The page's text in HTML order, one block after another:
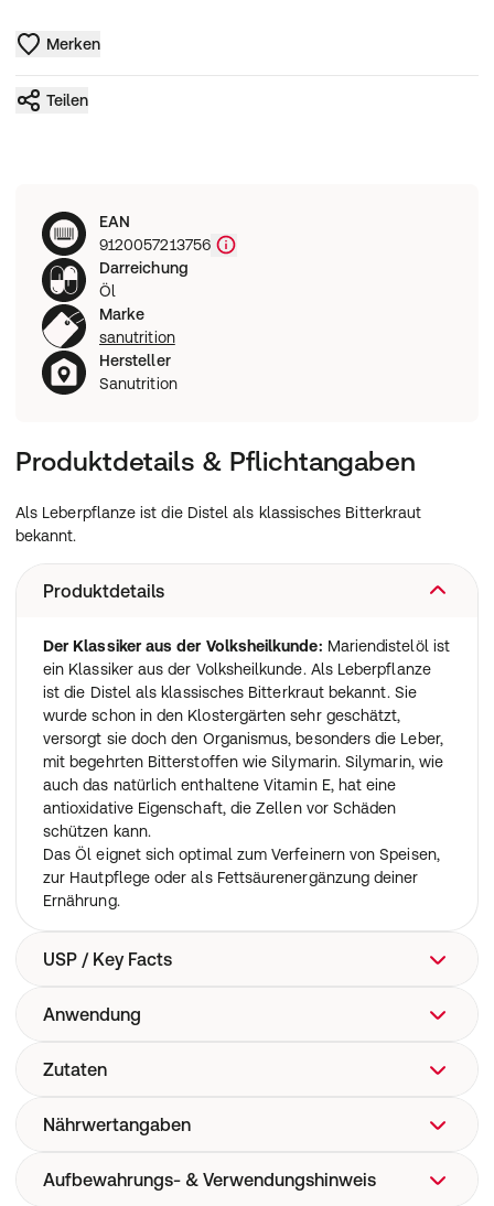
Merken
Teilen
EAN
9120057213756
Darreichung
Öl
Marke
sanutrition
Hersteller
Sanutrition
Produktdetails & Pflichtangaben
Als Leberpflanze ist die Distel als klassisches Bitterkraut
bekannt.
Produktdetails
Der Klassiker aus der Volksheilkunde: Mariendistelöl ist
ein Klassiker aus der Volksheilkunde. Als Leberpflanze
ist die Distel als klassisches Bitterkraut bekannt. Sie
wurde schon in den Klostergärten sehr geschätzt,
versorgt sie doch den Organismus, besonders die Leber,
mit begehrten Bitterstoffen wie Silymarin. Silymarin, wie
auch das natürlich enthaltene Vitamin E, hat eine
antioxidative Eigenschaft, die Zellen vor Schäden
schützen kann.
Das Öl eignet sich optimal zum Verfeinern von Speisen,
zur Hautpflege oder als Fettsäurenergänzung deiner
Ernährung.
USP / Key Facts
Speiseöl aus Mariendistel gewonnen für eine gute
Anwendung
Pur oder in kalten Speisen. Nicht erhitzen!
Zutaten
Mariendistelöl aus kontrolliert biologischem Anbau
Nährwertangaben
Zusammensetzung pro 100 g Öl:
Aufbewahrungs- & Verwendungshinweis